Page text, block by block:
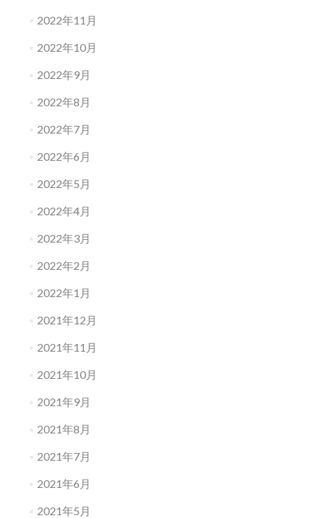
2022年11月
2022年10月
2022年9月
2022年8月
2022年7月
2022年6月
2022年5月
2022年4月
2022年3月
2022年2月
2022年1月
2021年12月
2021年11月
2021年10月
2021年9月
2021年8月
2021年7月
2021年6月
2021年5月